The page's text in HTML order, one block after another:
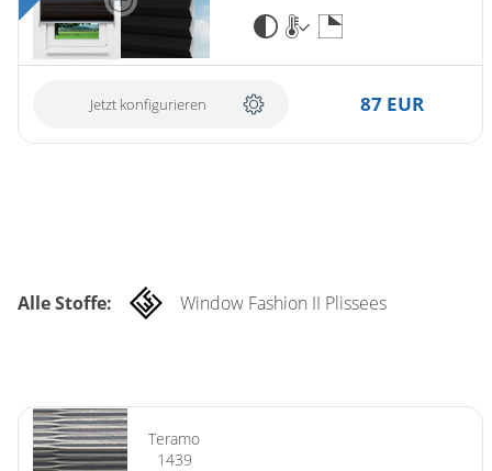
Jetzt konfigurieren 87 EUR
Alle Stoffe: Window Fashion II Plissees
Teramo
1439